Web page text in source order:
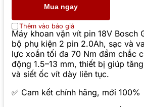
Mua ngay
Thêm vào báo giá
Máy khoan vặn vít pin 18V Bosch
bộ phụ kiện 2 pin 2.0Ah, sạc và
lực xoắn tối đa 70 Nm đầm chắc
động 1.5–13 mm, thiết bị giúp
và siết ốc vít dày liên tục.
✅ Cam kết chính hãng, mới 100%